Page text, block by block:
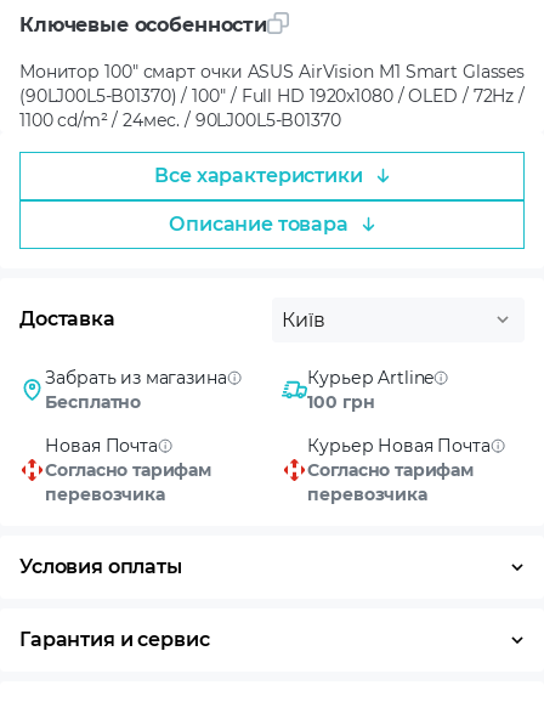
Ключевые особенности
Монитор 100" смарт очки ASUS AirVision M1 Smart Glasses
(90LJ00L5-B01370) / 100" / Full HD 1920x1080 / OLED / 72Hz /
1100 cd/m² / 24мес. / 90LJ00L5-B01370
Все характеристики
Описание товара
Доставка Київ
Забрать из магазина
Бесплатно
Курьер Artline
100 грн
Новая Почта
Согласно тарифам
перевозчика
Курьер Новая Почта
Согласно тарифам
перевозчика
Условия оплаты
Гарантия и сервис